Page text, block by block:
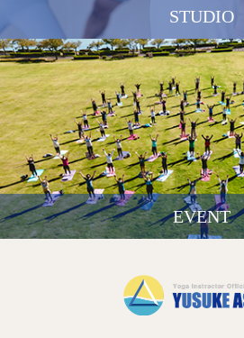
STUDIO
EVENT